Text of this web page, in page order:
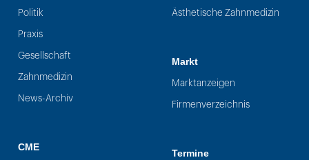
Politik
Praxis
Gesellschaft
Zahnmedizin
News-Archiv
CME
Ästhetische Zahnmedizin
Markt
Marktanzeigen
Firmenverzeichnis
Termine